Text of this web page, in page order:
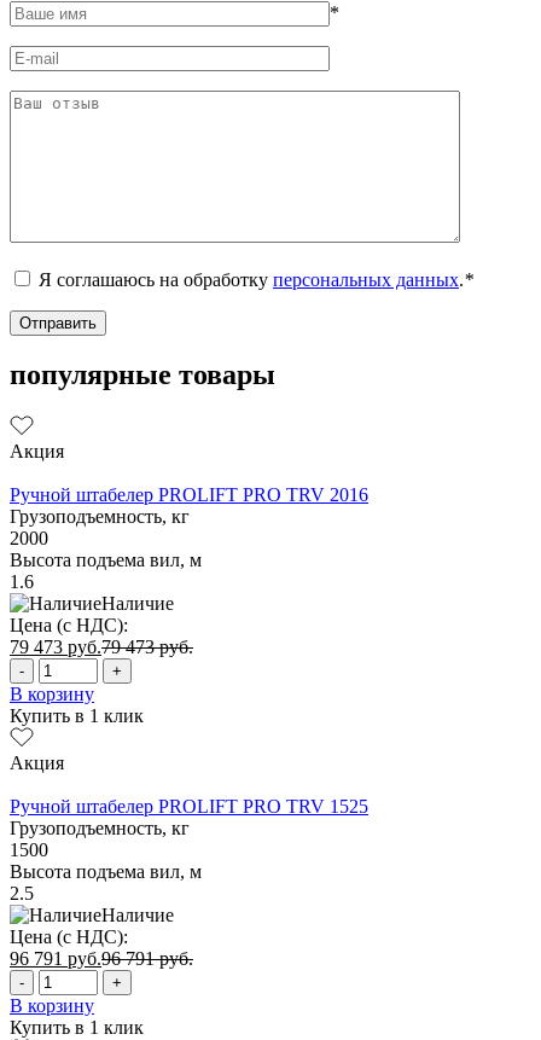
*
Я соглашаюсь на обработку персональных данных.*
популярные товары
Акция
Ручной штабелер PROLIFT PRO TRV 2016
Грузоподъемность, кг
2000
Высота подъема вил, м
1.6
Наличие
Цена (с НДС):
79 473 руб.79 473руб.
- +
В корзину
Купить в 1 клик
Акция
Ручной штабелер PROLIFT PRO TRV 1525
Грузоподъемность, кг
1500
Высота подъема вил, м
2.5
Наличие
Цена (с НДС):
96 791 руб.96 791руб.
- +
В корзину
Купить в 1 клик